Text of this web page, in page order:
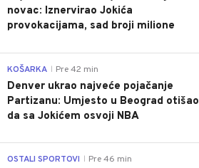
novac: Iznervirao Jokića
provokacijama, sad broji milione
KOŠARKA Pre 42 min
Denver ukrao najveće pojačanje
Partizanu: Umjesto u Beograd otišao
da sa Jokićem osvoji NBA
OSTALI SPORTOVI Pre 46 min